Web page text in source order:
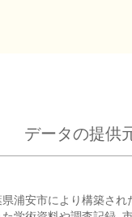
データの提供
浦安市により構築され